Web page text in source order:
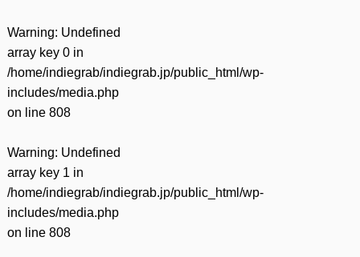
Warning: Undefined
array key 0 in
/home/indiegrab/indiegrab.jp/public_html/wp-
includes/media.php
on line 808
Warning: Undefined
array key 1 in
/home/indiegrab/indiegrab.jp/public_html/wp-
includes/media.php
on line 808